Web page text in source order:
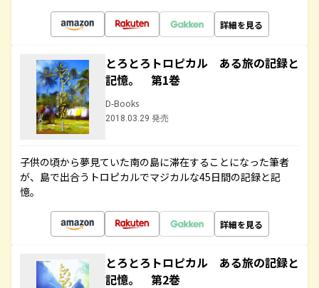
詳細を見る
とろとろトロピカル ある旅の記録と
記憶。 第1巻
D-Books
2018.03.29 発売
子供の頃から夢見ていた南の島に滞在することになった筆者
が、島で出合うトロピカルでマジカルな45日間の記録と記
憶。
詳細を見る
とろとろトロピカル ある旅の記録と
記憶。 第2巻